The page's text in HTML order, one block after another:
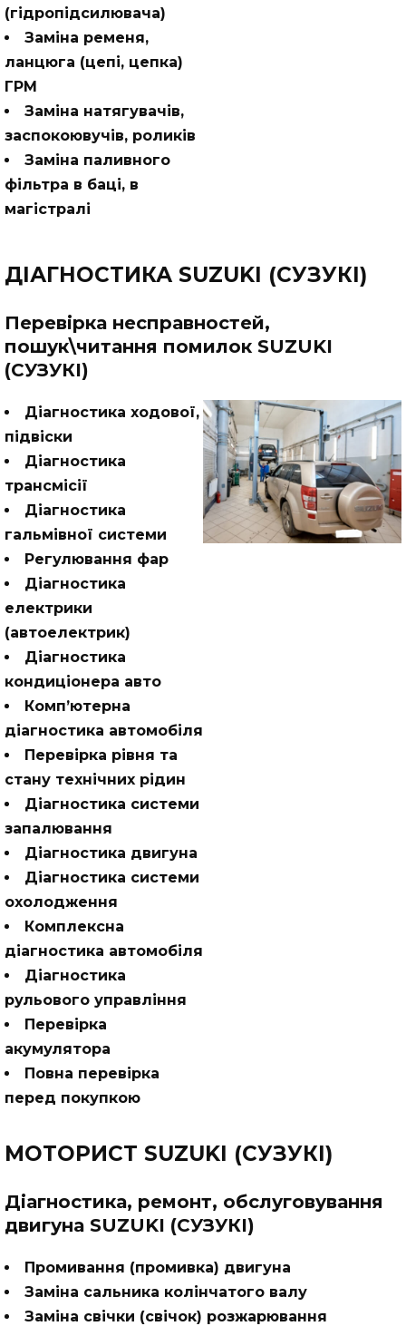
(гідропідсилювача)
Заміна ременя,
ланцюга (цепі, цепка)
ГРМ
Заміна натягувачів,
заспокоювучів, роликів
Заміна паливного
фільтра в баці, в
магістралі
ДІАГНОСТИКА SUZUKI (СУЗУКІ)
Перевірка несправностей,
пошук\читання помилок SUZUKI
(СУЗУКІ)
Діагностика ходової,
підвіски
Діагностика
трансмісії
Діагностика
гальмівної системи
Регулювання фар
Діагностика
електрики
(автоелектрик)
Діагностика
кондиціонера авто
Комп’ютерна
діагностика автомобіля
Перевірка рівня та
стану технічних рідин
Діагностика системи
запалювання
Діагностика двигуна
Діагностика системи
охолодження
Комплексна
діагностика автомобіля
Діагностика
рульового управління
Перевірка
акумулятора
Повна перевірка
перед покупкою
МОТОРИСТ SUZUKI (СУЗУКІ)
Діагностика, ремонт, обслуговування
двигуна SUZUKI (СУЗУКІ)
Промивання (промивка) двигуна
Заміна сальника колінчатого валу
Заміна свічки (свічок) розжарювання